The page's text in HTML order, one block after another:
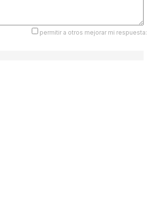
permitir a otros mejorar mi respuesta: